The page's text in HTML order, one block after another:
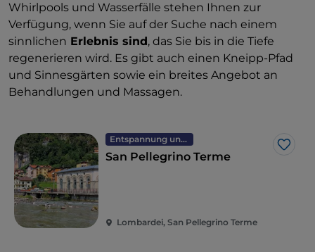
Whirlpools und Wasserfälle stehen Ihnen zur
Verfügung, wenn Sie auf der Suche nach einem
sinnlichen Erlebnis sind, das Sie bis in die Tiefe
regenerieren wird. Es gibt auch einen Kneipp-Pfad
und Sinnesgärten sowie ein breites Angebot an
Behandlungen und Massagen.
Entspannung und Wellness
Like
San Pellegrino Terme
Lombardei, San Pellegrino Terme